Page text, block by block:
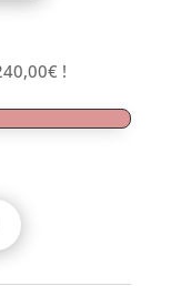
€ !